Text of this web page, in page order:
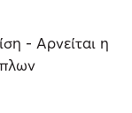
- Αρνείται η